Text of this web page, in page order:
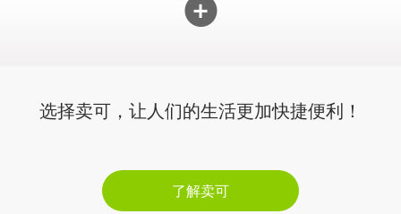
选择卖可，让人们的生活更加快捷便利！
了解卖可